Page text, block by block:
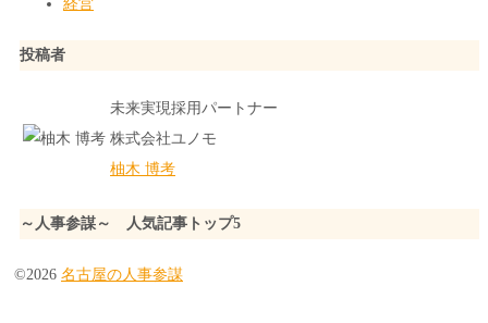
経営
投稿者
未来実現採用パートナー
株式会社ユノモ
柚木 博考
～人事参謀～ 人気記事トップ5
©2026 名古屋の人事参謀